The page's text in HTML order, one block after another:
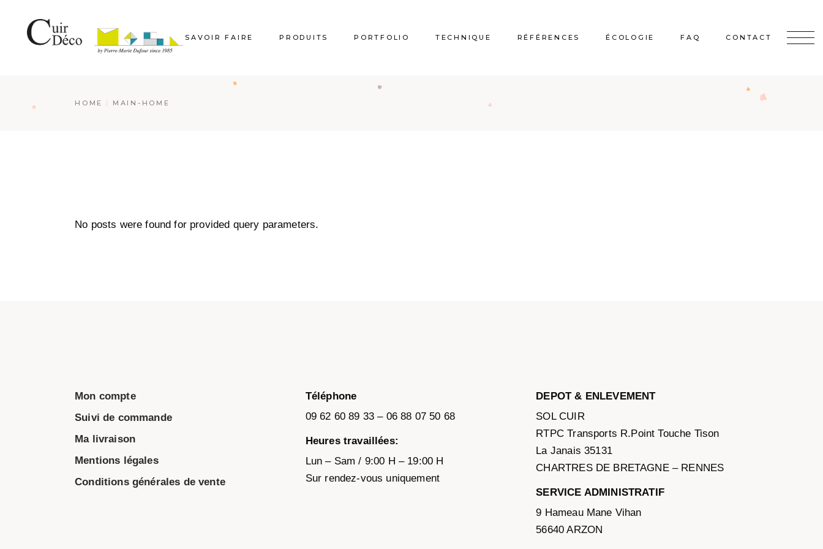
content
SAVOIR FAIRE PRODUITS
Gainerie
PORTFOLIO TECHNIQUE RÉFÉRENCES ÉCOLOGIE FAQ CONTACT
HOME MAIN-HOME
No posts were found for provided query parameters.
Mon compte
Suivi de commande
Ma livraison
Mentions légales
Conditions générales de vente
Téléphone
09 62 60 89 33 – 06 88 07 50 68
Heures travaillées:
Lun – Sam / 9:00 H – 19:00 H
Sur rendez-vous uniquement
DEPOT & ENLEVEMENT
SOL CUIR
RTPC Transports R.Point Touche Tison
La Janais 35131
CHARTRES DE BRETAGNE – RENNES
SERVICE ADMINISTRATIF
9 Hameau Mane Vihan
56640 ARZON